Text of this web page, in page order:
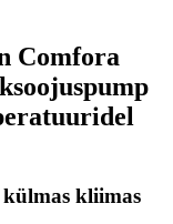
Comfora
kliimas